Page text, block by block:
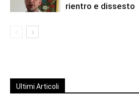
rientro e dissesto
Ultimi Articoli